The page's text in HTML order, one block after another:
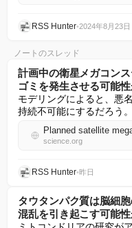
RSS Hunter•2024年8月23日
ノートのスレッド
計画中の衛星メガコン
ゴミを発生させる可能
モデリングによると、悪
持続不可能にするだろう。
science.org
RSS Hunter•昨日
タウタンパク質は脳細
混乱を引き起こす可能